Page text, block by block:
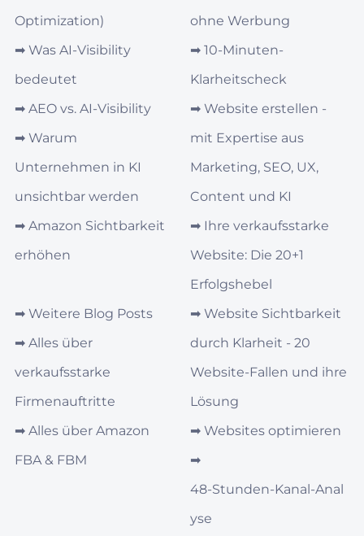
Optimization)
➡︎ Was AI‑Visibility
bedeutet
➡︎ AEO vs. AI‑Visibility
➡︎ Warum
Unternehmen in KI
unsichtbar werden
➡︎ Amazon Sichtbarkeit
erhöhen
➡︎ Weitere Blog Posts
➡︎ Alles über
verkaufsstarke
Firmenauftritte
➡︎ Alles über Amazon
FBA & FBM
ohne Werbung
➡︎ 10-Minuten-
Klarheitscheck
➡︎ Website erstellen -
mit Expertise aus
Marketing, SEO, UX,
Content und KI
➡︎ Ihre verkaufsstarke
Website: Die 20+1
Erfolgshebel
➡︎ Website Sichtbarkeit
durch Klarheit - 20
Website-Fallen und ihre
Lösung
➡︎ Websites optimieren
➡︎
48‑Stunden‑Kanal‑Anal
yse